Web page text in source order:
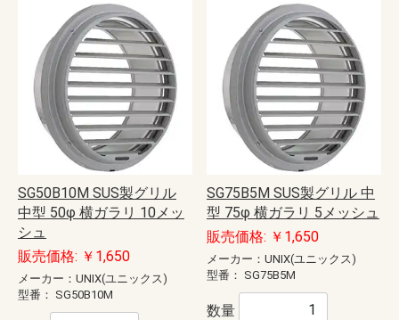
SG50B10M SUS製グリル
中型 50φ 横ガラリ 10メッ
シュ
販売価格: ￥1,650
メーカー：UNIX(ユニックス)
型番： SG50B10M
SG75B5M SUS製グリル 中
型 75φ 横ガラリ 5メッシュ
販売価格: ￥1,650
メーカー：UNIX(ユニックス)
型番： SG75B5M
数量